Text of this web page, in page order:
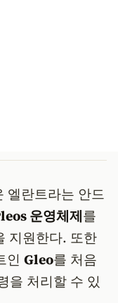
엘란트라는 안드
운영체제를
지원한다. 또한
인 Gleo를 처음
을 처리할 수 있